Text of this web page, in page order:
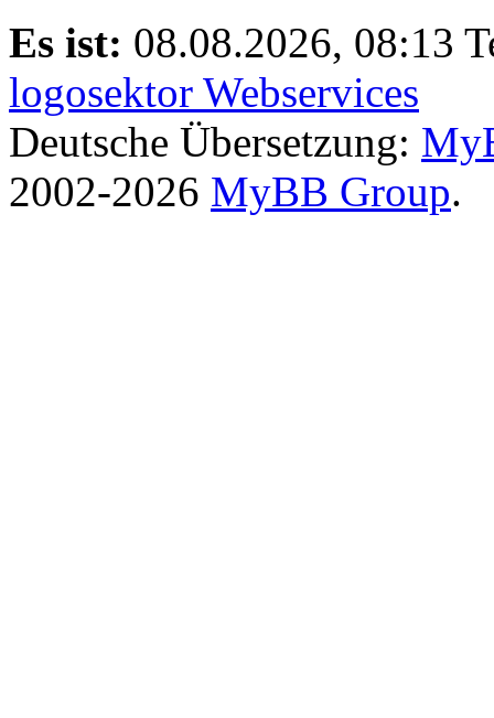
Es ist: 08.08.2026, 08:13
logosektor Webservices
Deutsche Übersetzung:
2002-2026 MyBB Group.